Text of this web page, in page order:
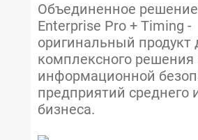
Объединенное
Enterprise Pro + Timing -
оригинальный продукт
комплексного решения
информационной
предприятий среднего
бизнеса.